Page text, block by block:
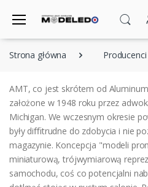
Strona główna Producenci
AMT, co jest skrótem od
założone w 1948 roku przez
Michigan. We wczesnym okresie
były diﬃtrudne do zdobycia i nie
magazynie. Koncepcja "modeli
miniaturową, trójwymiarową
samochodu, coś co potencjalni